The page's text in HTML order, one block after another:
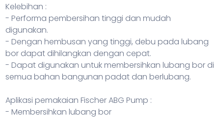
Kelebihan :
- Performa pembersihan tinggi dan mudah
digunakan.
- Dengan hembusan yang tinggi, debu pada lubang
bor dapat dihilangkan dengan cepat.
- Dapat digunakan untuk membersihkan lubang bor di
semua bahan bangunan padat dan berlubang.
Aplikasi pemakaian Fischer ABG Pump :
- Membersihkan lubang bor